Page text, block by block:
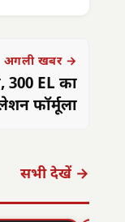
अगली खबर →
300 EL का
फॉर्मूला
सभी देखें →